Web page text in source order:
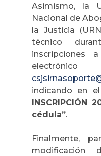
Asimismo, la
Nacional de
la Justicia
técnico
inscripciones
electrónico
indicando en
INSCRIPCIÓN
cédula”.
Finalmente,
modificación